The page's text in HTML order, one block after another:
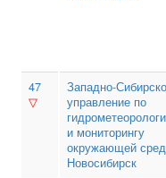
47
▽
Западно-
управление по
и мониторингу
окружающей
Новосибирск